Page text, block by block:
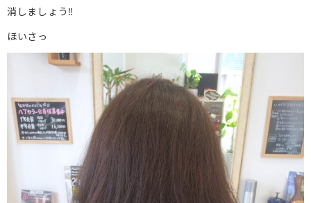
消しましょう‼︎
ほいさっ